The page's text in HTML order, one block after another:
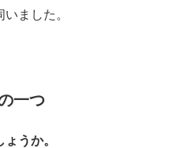
いました。
（
一つ
うか。